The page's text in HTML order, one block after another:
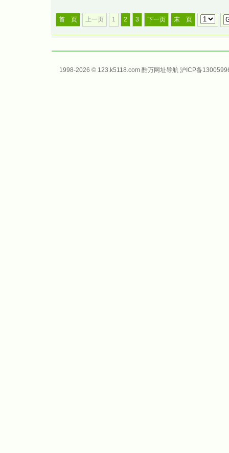
首 页 上一页 1 2 3 下一页 末 页
1998-2026 © 123.k5118.com 酷万网址导航 沪ICP备